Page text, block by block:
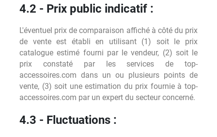
4.2 - Prix public indicatif :
L'éventuel prix de comparaison affiché à côté du prix
de vente est établi en utilisant (1) soit le prix
catalogue estimé fourni par le vendeur, (2) soit le
prix constaté par les services de top-
accessoires.com dans un ou plusieurs points de
vente, (3) soit une estimation du prix fournie à top-
accessoires.com par un expert du secteur concerné.
4.3 - Fluctuations :